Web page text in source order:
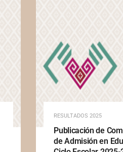
RESULTADOS 2025
Publicación de
de Admisión en